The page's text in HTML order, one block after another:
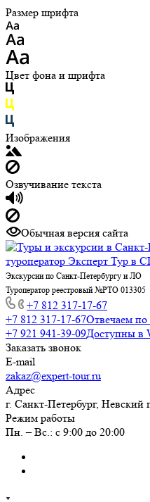
Размер шрифта
Цвет фона и шрифта
Изображения
Озвучивание текста
Обычная версия сайта
Экскурсии по Санкт-Петербургу и ЛО
Туроператор реестровый №РТО 013305
+7 812 317-17-67
+7 812 317-17-67Отвечаем по
+7 921 941-39-09Доступны в
Заказать звонок
E-mail
zakaz@expert-tour.ru
Адрес
г. Санкт-Петербург, Невский
Режим работы
Пн. – Вс.: с 9:00 до 20:00